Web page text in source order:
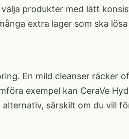
produkter med lätt
extra lager som ska lösa
En mild cleanser räcker
exempel kan CeraVe
särskilt om du vill